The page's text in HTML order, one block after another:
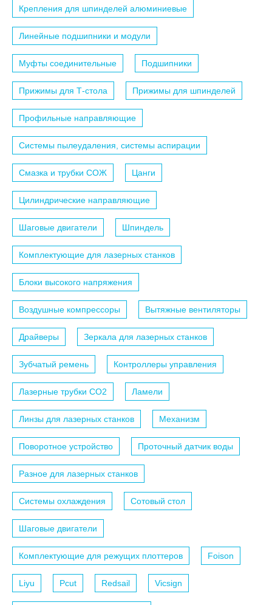
Крепления для шпинделей алюминиевые
Линейные подшипники и модули
Муфты соединительные Подшипники
Прижимы для Т-стола Прижимы для шпинделей
Профильные направляющие
Системы пылеудаления, системы аспирации
Смазка и трубки СОЖ Цанги
Цилиндрические направляющие
Шаговые двигатели Шпиндель
Комплектующие для лазерных станков
Блоки высокого напряжения
Воздушные компрессоры Вытяжные вентиляторы
Драйверы Зеркала для лазерных станков
Зубчатый ремень Контроллеры управления
Лазерные трубки СО2 Ламели
Линзы для лазерных станков Механизм
Поворотное устройство Проточный датчик воды
Разное для лазерных станков
Системы охлаждения Сотовый стол
Шаговые двигатели
Комплектующие для режущих плоттеров Foison
Liyu Pcut Redsail Vicsign